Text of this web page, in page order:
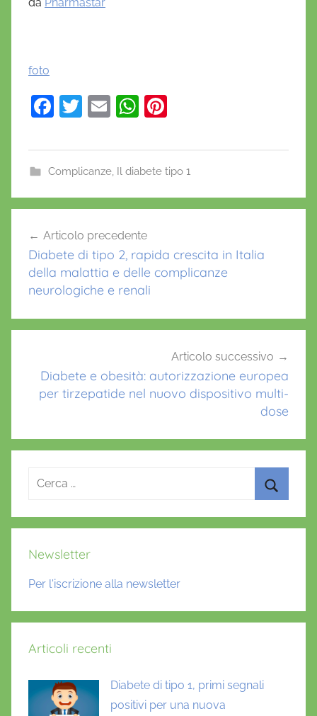
foto
F
e
b
o
k
T
er
E
l
W
s
A
p
e
st
Complicanze, Il diabete tipo 1
C
,
c
s
,
e
t
n
p
articoli
Articolo precedente
Diabete di tipo 2, rapida crescita in Italia
della malattia e delle complicanze
neurologiche e renali
Articolo successivo
Diabete e obesità: autorizzazione europea
per tirzepatide nel nuovo dispositivo multi-
dose
Ricerca
Newsletter
Per l'iscrizione alla newsletter
Articoli recenti
Diabete di tipo 1, primi segnali
positivi per una nuova